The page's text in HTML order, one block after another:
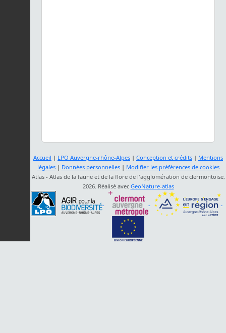
Accueil | LPO Auvergne-rhône-Alpes | Conception et crédits | Mentions
légales| Données personnelles| Modifier les préférences de cookies
Atlas - Atlas de la faune et de la flore de l'agglomération de clermontoise,
2026. Réalisé avec GeoNature-atlas